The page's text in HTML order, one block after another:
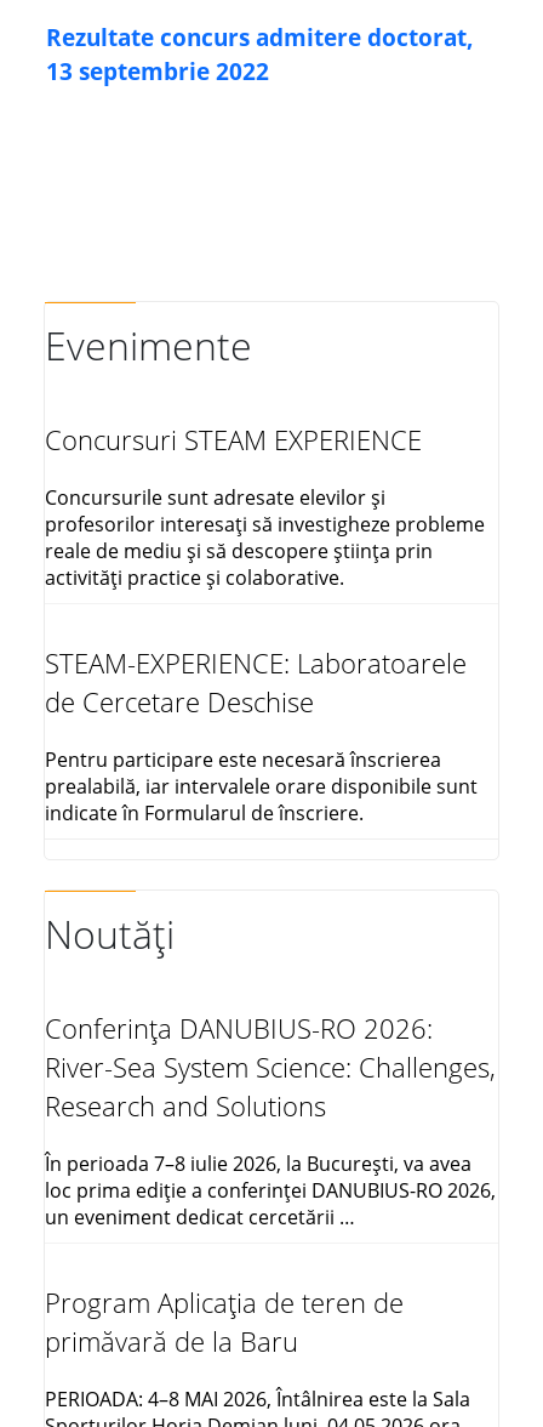
Rezultate concurs admitere doctorat,
13 septembrie 2022
Evenimente
Concursuri STEAM EXPERIENCE
Concursurile sunt adresate elevilor și
profesorilor interesați să investigheze probleme
reale de mediu și să descopere știința prin
activități practice și colaborative.
STEAM-EXPERIENCE: Laboratoarele
de Cercetare Deschise
Pentru participare este necesară înscrierea
prealabilă, iar intervalele orare disponibile sunt
indicate în Formularul de înscriere.
Noutăți
Conferința DANUBIUS-RO 2026:
River-Sea System Science: Challenges,
Research and Solutions
În perioada 7–8 iulie 2026, la București, va avea
loc prima ediție a conferinței DANUBIUS-RO 2026,
un eveniment dedicat cercetării …
Program Aplicația de teren de
primăvară de la Baru
PERIOADA: 4–8 MAI 2026, Întâlnirea este la Sala